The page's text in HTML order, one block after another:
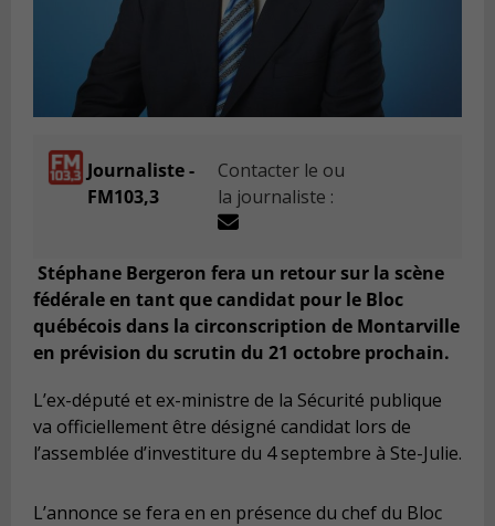
Journaliste -
FM103,3
Contacter le ou
la journaliste :
Stéphane Bergeron fera un retour sur la scène
fédérale en tant que candidat pour le Bloc
québécois dans la circonscription de Montarville
en prévision du scrutin du 21 octobre prochain.
L’ex-député et ex-ministre de la Sécurité publique
va officiellement être désigné candidat lors de
l’assemblée d’investiture du 4 septembre à Ste-Julie.
L’annonce se fera en en présence du chef du Bloc